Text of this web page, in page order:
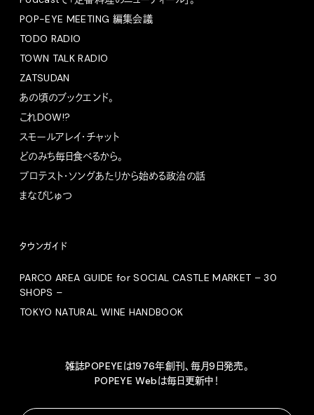
POP-EYE MEETING 編集会議
TODO RADIO
TOWN TALK RADIO
ZATSUDAN
あの頃のブックエンド。
これDOW!?
スモールアレイ・チャット
どのみち毎日食べるから。
プロテスト・ソングあたりから始める政治の話
まなびじゅつ
タウンガイド
PARCO AREA GUIDE for SOCIAL CASTLE MARKET – 30
SHOPS –
TOKYO NATURAL WINE HANDBOOK
雑誌POPEYEは1976年創刊、毎月9日発売。
POPEYE Webは毎日更新中！